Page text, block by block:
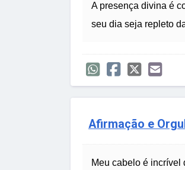
A presença divina é
seu dia seja repleto
Afirmação e
Meu cabelo é incrível